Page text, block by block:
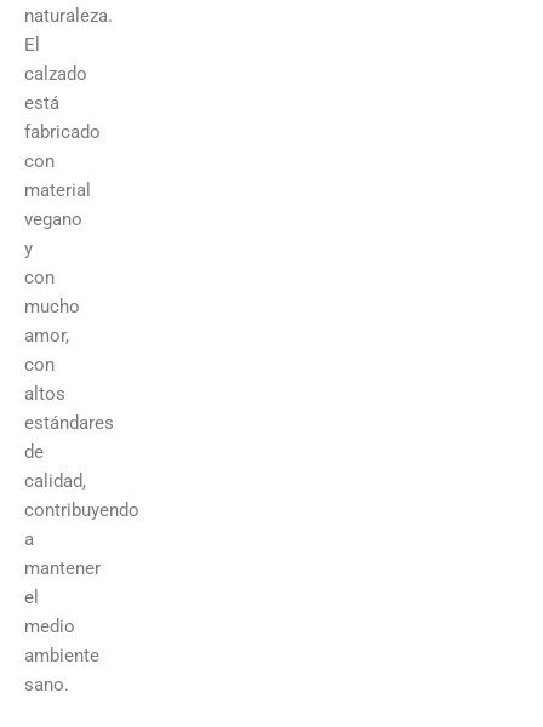
naturaleza.
El
calzado
está
fabricado
con
material
vegano
y
con
mucho
amor,
con
altos
estándares
de
calidad,
contribuyendo
a
mantener
el
medio
ambiente
sano.